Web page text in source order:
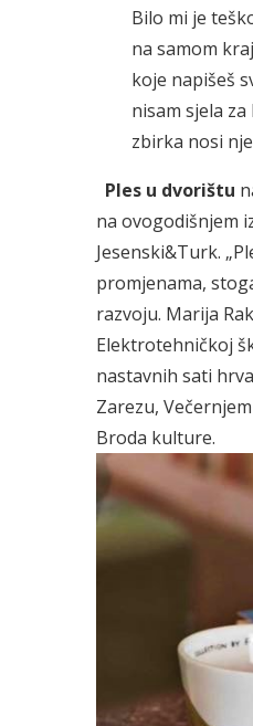
Bilo mi je
na samom
koje napišeš
nisam sjela
zbirka nosi
Ples u dvorištu
na ovogodišnjem
Jesenski&Turk.
promjenama,
razvoju. Marija
Elektrotehničkoj
nastavnih sati
Zarezu,
Broda kulture.